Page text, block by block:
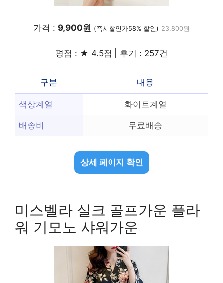
가격 : 9,900원 (즉시할인가58% 할인) 23,800원
평점 : ★ 4.5점 | 후기 : 257건
구분 내용
색상계열 화이트계열
배송비 무료배송
상세 페이지 확인
미스벨라 실크 골프가운 플라
워 기모노 샤워가운